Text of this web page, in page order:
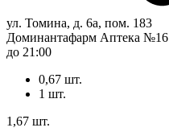
ул. Томина, д. 6а, пом. 183
Доминантафарм Аптека №16
до 21:00
0,67 шт.
1 шт.
1,67 шт.